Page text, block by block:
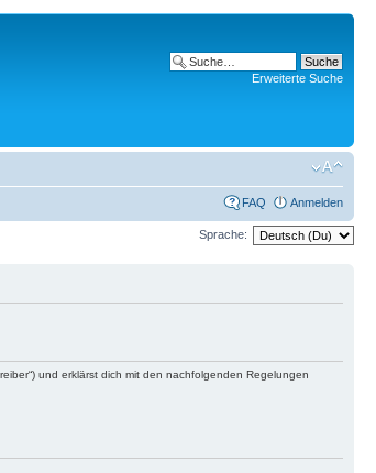
Erweiterte Suche
FAQ Anmelden
Sprache:
und erklärst dich mit den nachfolgenden Regelungen